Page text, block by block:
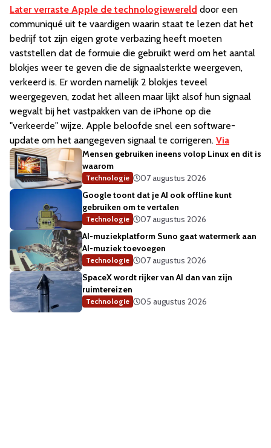
Later verraste Apple de technologiewereld door een
communiqué uit te vaardigen waarin staat te lezen dat het
bedrijf tot zijn eigen grote verbazing heeft moeten
vaststellen dat de formuie die gebruikt werd om het aantal
blokjes weer te geven die de signaalsterkte weergeven,
verkeerd is. Er worden namelijk 2 blokjes teveel
weergegeven, zodat het alleen maar lijkt alsof hun signaal
wegvalt bij het vastpakken van de iPhone op die
"verkeerde" wijze. Apple beloofde snel een software-
update om het aangegeven signaal te corrigeren. Via
Mensen gebruiken ineens volop Linux en dit is
waarom
Technologie
07 augustus 2026
Google toont dat je AI ook offline kunt
gebruiken om te vertalen
Technologie
07 augustus 2026
AI-muziekplatform Suno gaat watermerk aan
AI-muziek toevoegen
Technologie
07 augustus 2026
SpaceX wordt rijker van AI dan van zijn
ruimtereizen
Technologie 05 augustus 2026